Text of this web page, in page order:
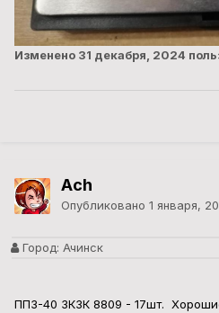
Изменено 31 декабря, 2024
Ach
Опубликовано 1 января,
Город: Ачинск
ПП3-40 3К3К 8809 - 17шт.